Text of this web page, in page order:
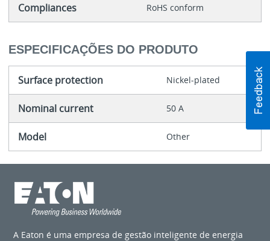
Compliances RoHS conform
ESPECIFICAÇÕES DO PRODUTO
Surface protection Nickel-plated
Nominal current 50 A
Model Other
A Eaton é uma empresa de gestão inteligente de energia